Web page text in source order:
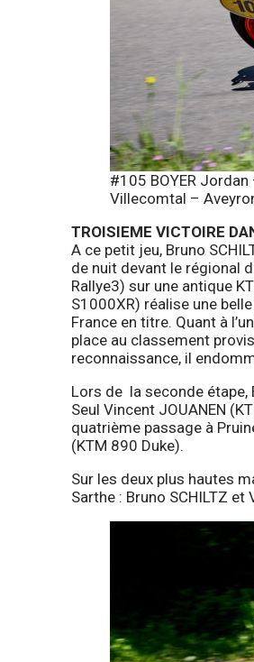
#105 BOYER
Villecomtal –
TROISIEME VICTOIRE
A ce petit jeu, Bruno
de nuit devant le régional
Rallye3) sur une antique
S1000XR) réalise une
France en titre. Quant à
place au classement
reconnaissance, il
Lors de la seconde étape,
Seul Vincent JOUANEN
quatrième passage à
(KTM 890 Duke).
Sur les deux plus hautes
Sarthe : Bruno SCHILTZ